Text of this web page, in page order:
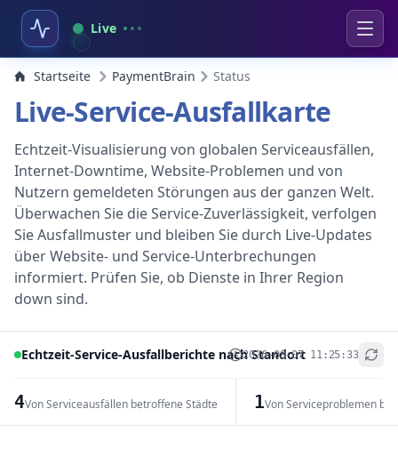
Live
Startseite PaymentBrain Status
Live-Service-Ausfallkarte
Echtzeit-Visualisierung von globalen Serviceausfällen,
Internet-Downtime, Website-Problemen und von
Nutzern gemeldeten Störungen aus der ganzen Welt.
Überwachen Sie die Service-Zuverlässigkeit, verfolgen
Sie Ausfallmuster und bleiben Sie durch Live-Updates
über Website- und Service-Unterbrechungen
informiert. Prüfen Sie, ob Dienste in Ihrer Region
down sind.
Echtzeit-Service-Ausfallberichte nach Standort
2026-08-07 11:25:33
4Von Serviceausfällen betroffene Städte 1Von Serviceproblemen
+